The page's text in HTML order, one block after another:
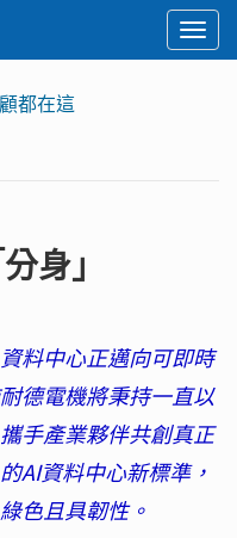
都在這
身」
料中心正邁向可即時
德電機將秉持一直以
手產業夥伴共創真正
AI資料中心新標準，
色且具韌性。